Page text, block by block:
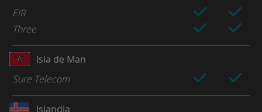
EIR
Three
Isla de Man
Sure Telecom
Islandia